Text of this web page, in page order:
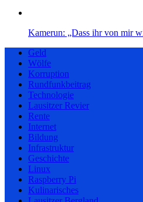
Kamerun: „Dass ihr von mir
Geld
Wölfe
Korruption
Rundfunkbeitrag
Technologie
Lausitzer Revier
Rente
Internet
Bildung
Infrastruktur
Geschichte
Linux
Raspberry Pi
Kulinarisches